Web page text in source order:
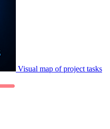
Visual map of project tasks